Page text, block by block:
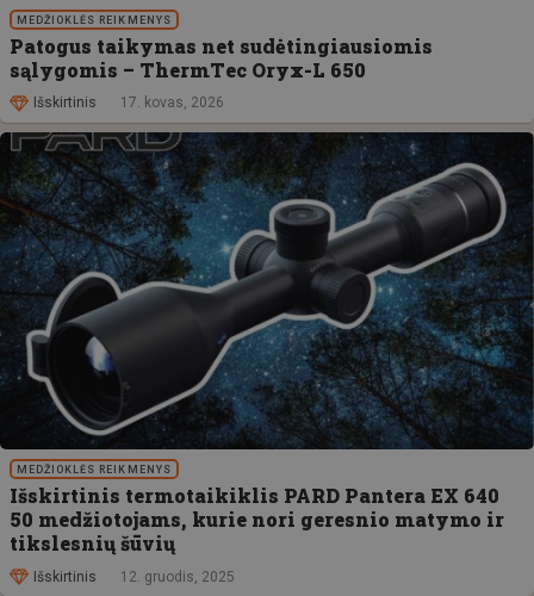
MEDŽIOKLĖS REIKMENYS
Patogus taikymas net sudėtingiausiomis
sąlygomis – ThermTec Oryx-L 650
Išskirtinis 17. kovas, 2026
MEDŽIOKLĖS REIKMENYS
Išskirtinis termotaikiklis PARD Pantera EX 640
50 medžiotojams, kurie nori geresnio matymo ir
tikslesnių šūvių
Išskirtinis 12. gruodis, 2025